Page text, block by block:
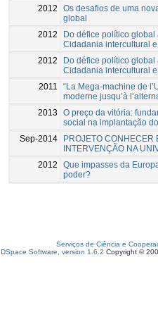
2012
Os desafios de uma
global
2012
Do défice político global
Cidadania intercultural
2012
Do défice político global
Cidadania intercultural
2011
“La Mega-machine de
moderne jusqu’à
2013
O preço da vitória:
social na implantação
Sep-2014
PROJETO CONHECER
INTERVENÇÃO NA
2012
Que impasses da
poder?
Serviços de Ciência e
DSpace Software, version 1.6.2 Copyright ©